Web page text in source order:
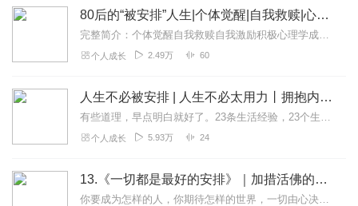
80后的“被安排”人生|个体觉醒|自我救赎|心理辅导|精品单播
完整简介：个体觉醒自我救赎自我激励积极心理学成长励志副标题：80后的成长史诗简介：本书是一部以个人成长为切口、折射社会变...
个人成长 2.49万 60
人生不必被安排 | 人生不必太用力丨拥抱内心的平和
有些道理，早点明白就好了。23条生活经验，23个生活哲学，面对瞬息万变的世界，重新思考人生的价值和意义。本书汇集了鲁细细的种种人生感悟，关于生活、关于感情、关于...
个人成长 5.93万 24
13.《一切都是最好的安排》｜加措活佛的人生开示
你要成为怎样的人，你期待怎样的世界，一切由心决定；痛苦并不是人生的真相，勇敢地面对自己的内心，才能找到更有力量的自己。